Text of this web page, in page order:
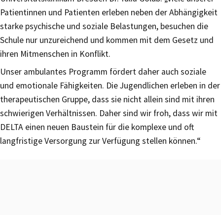
Patientinnen und Patienten erleben neben der Abhängigkeit
starke psychische und soziale Belastungen, besuchen die
Schule nur unzureichend und kommen mit dem Gesetz und
ihren Mitmenschen in Konflikt.
Unser ambulantes Programm fördert daher auch soziale
und emotionale Fähigkeiten. Die Jugendlichen erleben in der
therapeutischen Gruppe, dass sie nicht allein sind mit ihren
schwierigen Verhältnissen. Daher sind wir froh, dass wir mit
DELTA einen neuen Baustein für die komplexe und oft
langfristige Versorgung zur Verfügung stellen können.“